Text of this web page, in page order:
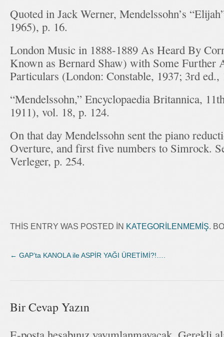
Quoted in Jack Werner, Mendelssohn’s
1965), p. 16.
London Music in 1888-1889 As Heard By
Known as Bernard Shaw) with Some Further
Particulars (London: Constable, 1937; 3rd
“Mendelssohn,” Encyclopaedia Britannica,
1911), vol. 18, p. 124.
On that day Mendelssohn sent the piano
Overture, and first five numbers to Simrock.
Verleger, p. 254.
THIS ENTRY WAS POSTED IN KATEGORILENMEMIŞ.
← GAP’ta KANOLA ile ASPİR YAĞI ÜRETİMİ?!….
Bir Cevap Yazın